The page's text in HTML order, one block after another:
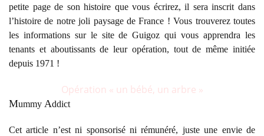
petite page de son histoire que vous écrirez, il sera inscrit dans
l’histoire de notre joli paysage de France ! Vous trouverez toutes
les informations sur le site de Guigoz qui vous apprendra les
tenants et aboutissants de leur opération, tout de même initiée
depuis 1971 !
Opération « un bébé, un arbre »
Mummy Addict
Cet article n’est ni sponsorisé ni rémunéré, juste une envie de